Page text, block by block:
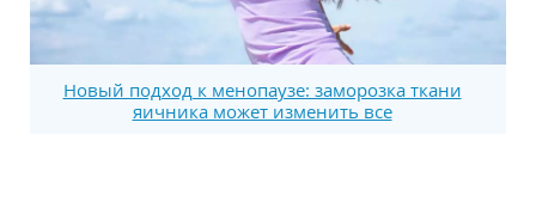
Новый подход к менопаузе: заморозка ткани
яичника может изменить все